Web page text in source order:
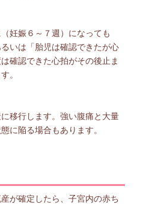
妊娠６～７週）になっても
いは「胎児は確認できたが心
確認できた心拍がその後止ま
。
移行します。強い腹痛と大量
に陥る場合もあります。
が確定したら、子宮内の赤ち